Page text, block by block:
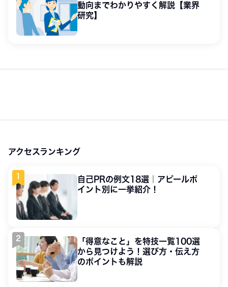
動向までわかりやすく解説【業界
研究】
アクセスランキング
自己PRの例文18選｜アピールポ
イント別に一挙紹介！
「得意なこと」を特技一覧100選
から見つけよう！選び方・伝え方
のポイントも解説